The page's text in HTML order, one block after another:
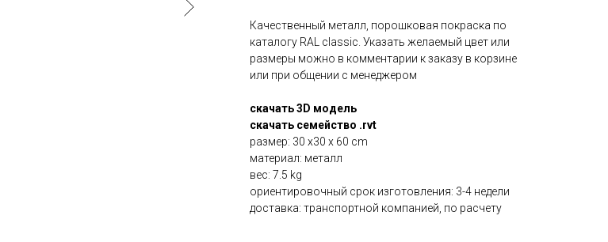
Качественный металл, порошковая покраска по
каталогу RAL classic. Указать желаемый цвет или
размеры можно в комментарии к заказу в корзине
или при общении с менеджером
скачать 3D модель
скачать семейство .rvt
размер: 30 x30 x 60 cm
материал: металл
вес: 7.5 kg
ориентировочный срок изготовления: 3-4 недели
доставка: транспортной компанией, по расчету